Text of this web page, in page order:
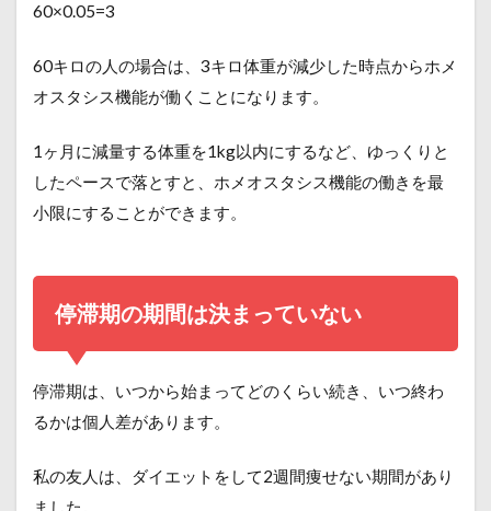
60×0.05=3
60キロの人の場合は、3キロ体重が減少した時点からホメ
オスタシス機能が働くことになります。
1ヶ月に減量する体重を1kg以内にするなど、ゆっくりと
したペースで落とすと、 ホメオスタシス機能の働きを最
小限にすることができます。
停滞期の期間は決まっていない
停滞期は、いつから始まってどのくらい続き、いつ終わ
るかは個人差があります。
私の友人は、ダイエットをして2週間痩せない期間があり
ました。